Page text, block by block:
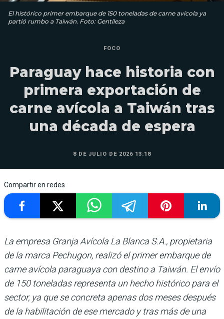
El histórico primer embarque de 150 toneladas de carne avícola ya
partió rumbo a Taiwán. Foto: Gentileza
FOCO
Paraguay hace historia con
primera exportación de
carne avícola a Taiwán tras
una década de espera
8 DE JULIO DE 2026 13:18
Compartir en redes
La empresa Granja Avícola La Blanca S.A., propietaria
de la marca Pechugon, realizó el primer embarque de
carne avícola paraguaya con destino a Taiwán. El envío
de 150 toneladas representa un hecho histórico para el
sector, ya que se concreta apenas dos meses después
de la habilitación de ese mercado y tras más de una